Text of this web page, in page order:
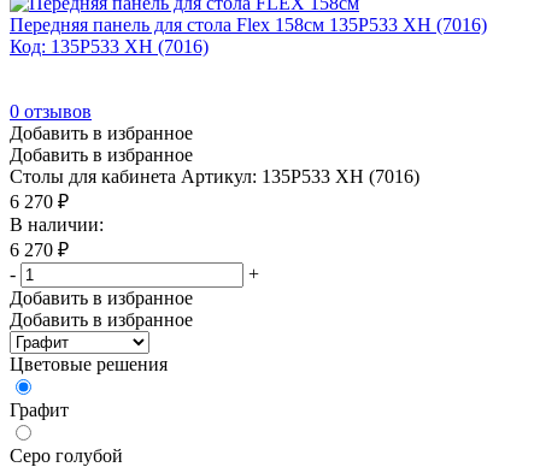
Передняя панель для стола Flex 158см 135P533 XH (7016)
Код: 135P533 XH (7016)
0 отзывов
Добавить в избранное
Добавить в избранное
Столы для кабинета Артикул: 135P533 XH (7016)
6 270 ₽
В наличии:
6 270 ₽
-
+
Добавить в избранное
Добавить в избранное
Цветовые решения
Графит
Серо голубой